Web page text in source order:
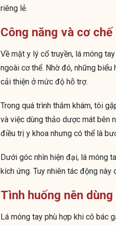
riêng lẻ.
Công năng và cơ
Về mặt y lý cổ truyền, lá móng
ngoài cơ thể. Nhờ đó, những
cải thiện ở mức độ hỗ trợ.
Trong quá trình thăm khám, tôi
và việc dùng thảo dược mát bên
điều trị y khoa nhưng có thể là
Dưới góc nhìn hiện đại, lá móng
kích ứng. Tuy nhiên tác động
Tình huống nên
Lá móng tay phù hợp khi cô bác